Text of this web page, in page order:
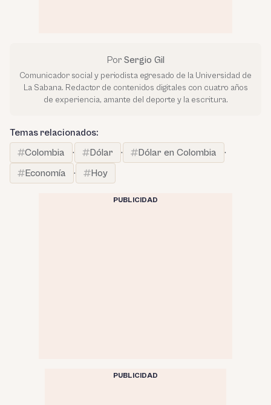
Por Sergio Gil
Comunicador social y periodista egresado de la Universidad de
La Sabana. Redactor de contenidos digitales con cuatro años
de experiencia, amante del deporte y la escritura.
Temas relacionados:
Colombia
· Dólar · Dólar en Colombia
·
Economía
· Hoy
PUBLICIDAD
PUBLICIDAD